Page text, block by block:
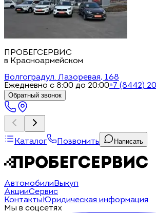
ПРОБЕГСЕРВИС
в Красноармейском
Волгоградул. Лазоревая, 168
Ежедневно с 8:00 до 20:00+7 (8442)
Обратный звонок
Каталог Позвонить Написать
Автомобили Выкуп
АкцииСервис
Контакты Юридическая информация
Мы в соцсетях